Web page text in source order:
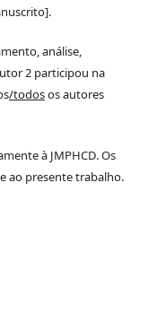
análise,
2 participou na
/todosos autores
à JMPHCD. Os
ao presente trabalho.